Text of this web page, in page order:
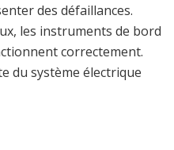
des défaillances.
les instruments de bord
correctement.
du système électrique